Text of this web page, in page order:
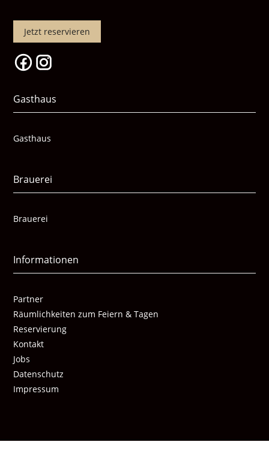
Jetzt reservieren
Gasthaus
Gasthaus
Brauerei
Brauerei
Informationen
Partner
Räumlichkeiten zum Feiern & Tagen
Reservierung
Kontakt
Jobs
Datenschutz
Impressum